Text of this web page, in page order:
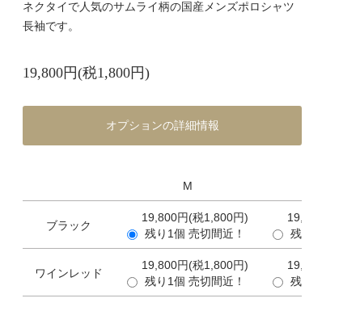
ネクタイで人気のサムライ柄の国産メンズポロシャツ
長袖です。
19,800円(税1,800円)
オプションの詳細情報
M
ブラック
19,800円(税1,800円)
残り1個 売切間近！
19,800円(税
残り1個 売切
ワインレッド
19,800円(税1,800円)
残り1個 売切間近！
19,800円(税
残り1個 売切